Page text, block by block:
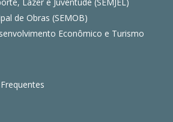
Lazer e Juventude (SEMJEL)
de Obras (SEMOB)
Econômico e Turismo